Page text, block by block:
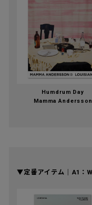
Humdrum Day
Mamma Andersson
▼定番アイテム｜A1：